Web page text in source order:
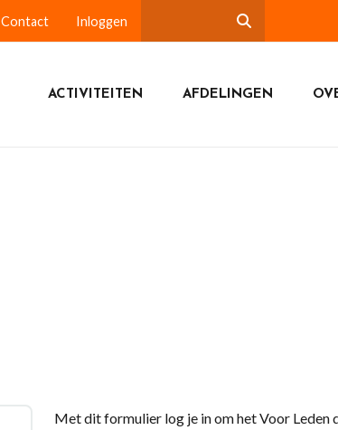
Contact Inloggen
ACTIVITEITEN AFDELINGEN
Met dit formulier log je in om het Voor Leden